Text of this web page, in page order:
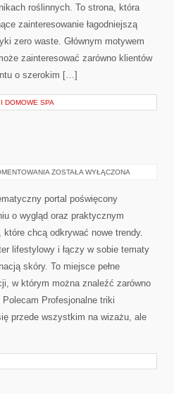
roślinnych. To strona, która
zainteresowanie łagodniejszą
zero waste. Głównym motywem
zainteresować zarówno klientów
o szerokim […]
DOMOWE SPA
MODA
ZOSTAŁA WYŁĄCZONA
portal poświęcony
o wygląd oraz praktycznym
które chcą odkrywać nowe trendy.
lifestylowy i łączy w sobie tematy
skóry. To miejsce pełne
w którym można znaleźć zarówno
Profesjonalne triki
przede wszystkim na wizażu, ale